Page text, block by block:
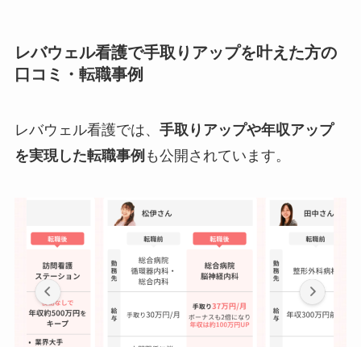
レバウェル看護で手取りアップを叶えた方の
口コミ・転職事例
レバウェル看護では、 手取りアップや年収アップ
を実現した転職事例 も公開されています。